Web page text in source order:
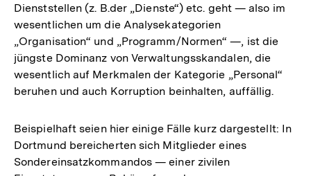
Dienststellen (z. B.der „Dienste“) etc. geht — also im
wesentlichen um die Analysekategorien
„Organisation“ und „Programm/Normen“ —, ist die
jüngste Dominanz von Verwaltungsskandalen, die
wesentlich auf Merkmalen der Kategorie „Personal“
beruhen und auch Korruption beinhalten, auffällig.
Beispielhaft seien hier einige Fälle kurz dargestellt: In
Dortmund bereicherten sich Mitglieder eines
Sondereinsatzkommandos — einer zivilen